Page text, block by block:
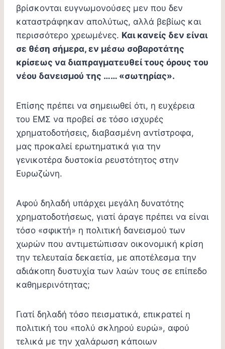
βρίσκονται ευγνωμονούσες μεν που δεν
καταστράφηκαν απολύτως, αλλά βεβίως και
περισσότερο χρεωμένες. Και κανείς δεν είναι
σε θέση σήμερα, εν μέσω σοβαροτάτης
κρίσεως να διαπραγματευθεί τους όρους του
νέου δανεισμού της …… «σωτηρίας».
Επίσης πρέπει να σημειωθεί ότι, η ευχέρεια
του ΕΜΣ να προβεί σε τόσο ισχυρές
χρηματοδοτήσεις, διαβασμένη αντίστροφα,
μας προκαλεί ερωτηματικά για την
γενικοτέρα δυστοκία ρευστότητος στην
Ευρωζώνη.
Αφού δηλαδή υπάρχει μεγάλη δυνατότης
χρηματοδοτήσεως, γιατί άραγε πρέπει να είναι
τόσο «σφικτή» η πολιτική δανεισμού των
χωρών που αντιμετώπισαν οικονομική κρίση
την τελευταία δεκαετία, με αποτέλεσμα την
αδιάκοπη δυστυχία των λαών τους σε επίπεδο
καθημερινότητας;
Γιατί δηλαδή τόσο πεισματικά, επικρατεί η
πολιτική του «πολύ σκληρού ευρώ», αφού
τελικά με την χαλάρωση κάποιων